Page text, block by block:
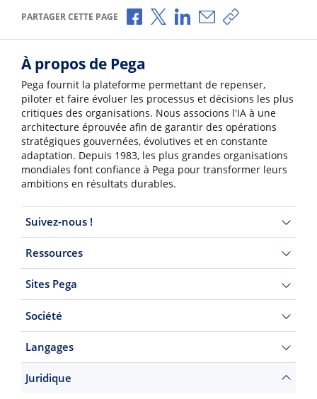
PARTAGER CETTE PAGE Partager via Facebook
Partager via X
Partager via LinkedIn
Partager par e-mail
Copier le lien
À propos de Pega
Pega fournit la plateforme permettant de repenser,
piloter et faire évoluer les processus et décisions les plus
critiques des organisations. Nous associons l'IA à une
architecture éprouvée afin de garantir des opérations
stratégiques gouvernées, évolutives et en constante
adaptation. Depuis 1983, les plus grandes organisations
mondiales font confiance à Pega pour transformer leurs
ambitions en résultats durables.
Suivez-nous !
Ressources
Sites Pega
Société
Langages
Juridique